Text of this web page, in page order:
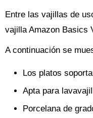
Entre las vajillas de
vajilla Amazon Basics
A continuación se
Los platos
Apta para
Porcelana de